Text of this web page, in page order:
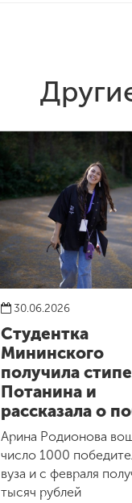
30.06.2026
Студентка
Мининского
получила
Потанина и
рассказала о
Арина Родионова
число 1000
вуза и с февраля
тысяч рублей